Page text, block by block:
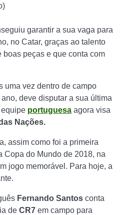
garantir a sua vaga para
no Catar, graças ao talento
peças e que conta com
uma vez dentro de campo
deve disputar a sua última
equipe portuguesa agora visa
Nações.
assim como foi a primeira
Copa do Mundo de 2018, na
jogo memorável. Para hoje, a
Fernando Santos conta
de CR7 em campo para